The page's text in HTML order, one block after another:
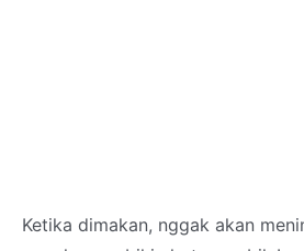
Ketika dimakan, nggak akan